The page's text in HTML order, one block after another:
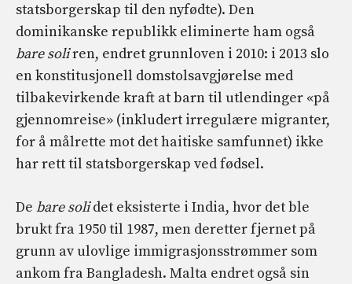
statsborgerskap til den nyfødte). Den
dominikanske republikk eliminerte ham også
bare soliren, endret grunnloven i 2010: i 2013 slo
en konstitusjonell domstolsavgjørelse med
tilbakevirkende kraft at barn til utlendinger «på
gjennomreise» (inkludert irregulære migranter,
for å målrette mot det haitiske samfunnet) ikke
har rett til statsborgerskap ved fødsel.
De bare solidet eksisterte i India, hvor det ble
brukt fra 1950 til 1987, men deretter fjernet på
grunn av ulovlige immigrasjonsstrømmer som
ankom fra Bangladesh. Malta endret også sin